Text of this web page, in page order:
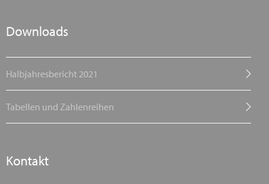
Downloads
Halbjahresbericht 2021
Tabellen und Zahlenreihen
Kontakt